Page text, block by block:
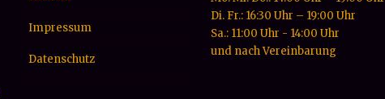
Impressum
Datenschutz
Di. Fr.: 16:30 Uhr – 19:00 Uhr
Sa.: 11:00 Uhr - 14:00 Uhr
und nach Vereinbarung